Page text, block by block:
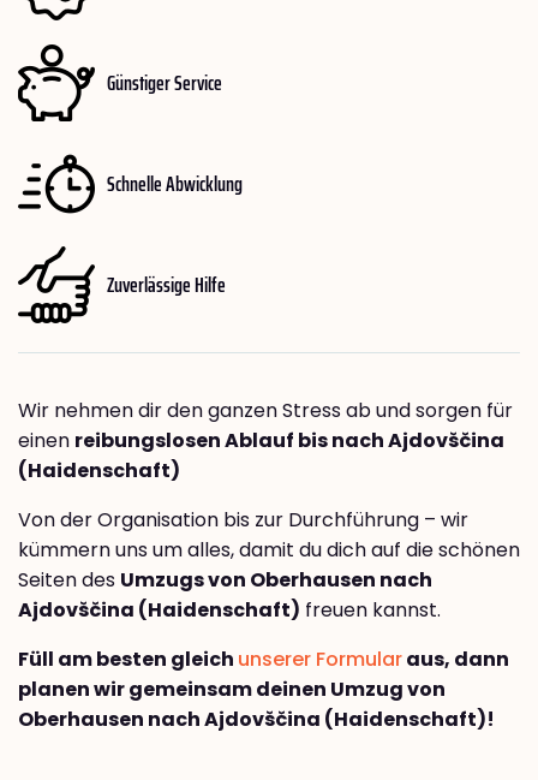
Günstiger Service
Schnelle Abwicklung
Zuverlässige Hilfe
Wir nehmen dir den ganzen Stress ab und sorgen für
einen reibungslosen Ablauf bis nach Ajdovščina
(Haidenschaft)
Von der Organisation bis zur Durchführung – wir
kümmern uns um alles, damit du dich auf die schönen
Seiten des Umzugs von Oberhausen nach
Ajdovščina (Haidenschaft) freuen kannst.
Füll am besten gleich unserer Formularaus, dann
planen wir gemeinsam deinen Umzug von
Oberhausen nach Ajdovščina (Haidenschaft)!